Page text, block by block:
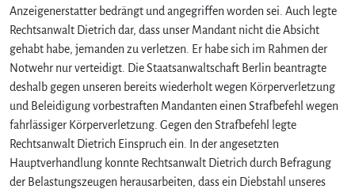
Anzeigenerstatter bedrängt und angegriffen worden sei. Auch legte
Rechtsanwalt Dietrich dar, dass unser Mandant nicht die Absicht
gehabt habe, jemanden zu verletzen. Er habe sich im Rahmen der
Notwehr nur verteidigt. Die Staatsanwaltschaft Berlin beantragte
deshalb gegen unseren bereits wiederholt wegen Körperverletzung
und Beleidigung vorbestraften Mandanten einen Strafbefehl wegen
fahrlässiger Körperverletzung. Gegen den Strafbefehl legte
Rechtsanwalt Dietrich Einspruch ein. In der angesetzten
Hauptverhandlung konnte Rechtsanwalt Dietrich durch Befragung
der Belastungszeugen herausarbeiten, dass ein Diebstahl unseres